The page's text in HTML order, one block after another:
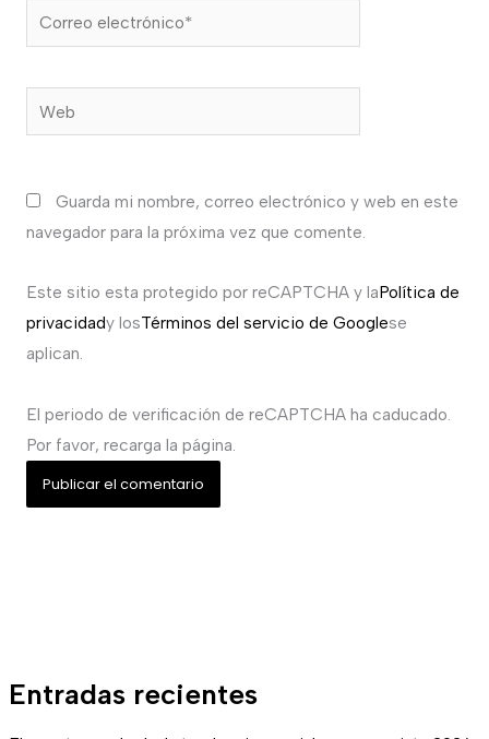
Entradas recientes
Correo
electrónico*
Web
Guarda mi nombre, correo electrónico y web en este
navegador para la próxima vez que comente.
Este sitio esta protegido por reCAPTCHA y laPolítica de
privacidady losTérminos del servicio de Googlese
aplican.
El periodo de verificación de reCAPTCHA ha caducado.
Por favor, recarga la página.